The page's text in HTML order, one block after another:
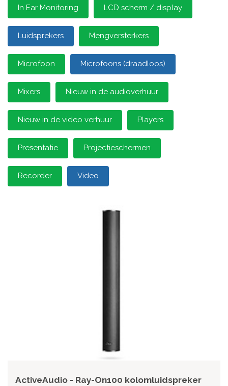
In Ear Monitoring LCD scherm / display
Luidsprekers Mengversterkers
Microfoon Microfoons (draadloos)
Mixers Nieuw in de audioverhuur
Nieuw in de video verhuur Players
Presentatie Projectieschermen
Recorder Video
ActiveAudio - Ray-On100 kolomluidspreker